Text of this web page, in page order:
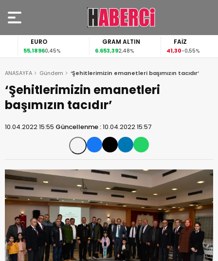
EURO
55,18960,45%
GRAM ALTIN
6.653,392,48%
FAİZ
41,30-0,55%
ANASAYFA Gündem ‘Şehitlerimizin emanetleri başımızın tacıdır’
‘Şehitlerimizin emanetleri
başımızın tacıdır’
10.04.2022 15:55 Güncellenme :10.04.2022 15:57